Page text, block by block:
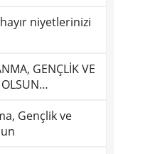
niyetlerinizi
GENÇLİK VE
OLSUN…
Gençlik ve